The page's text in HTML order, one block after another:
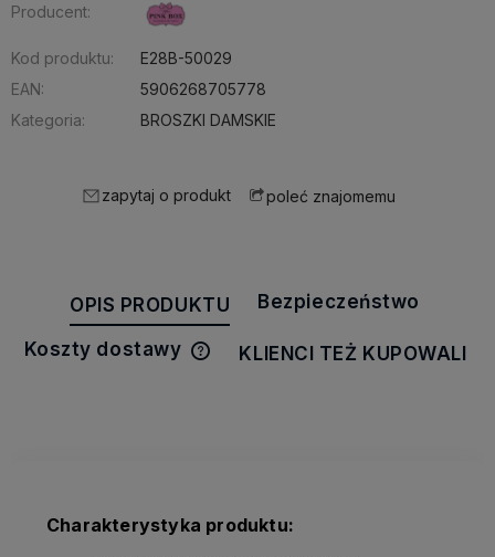
Producent:
Kod produktu:
E28B-50029
EAN:
5906268705778
Kategoria:
BROSZKI DAMSKIE
zapytaj o produkt poleć znajomemu
OPIS PRODUKTU Bezpieczeństwo
Koszty dostawy
Cena nie zawiera ewentualnych
KLIENCI TEŻ KUPOWALI
Charakterystyka produktu: